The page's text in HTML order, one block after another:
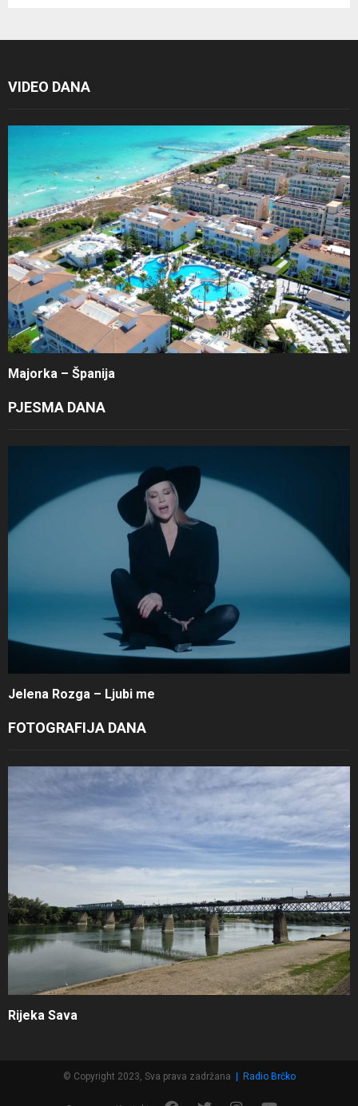
VIDEO DANA
Majorka – Španija
PJESMA DANA
Jelena Rozga – Ljubi me
FOTOGRAFIJA DANA
Rijeka Sava
© Copyright 2023, Sva prava zadržana | Radio Brčko